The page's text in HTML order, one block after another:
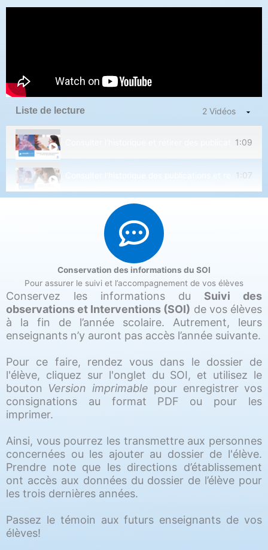
Liste de lecture 2 Vidéos
Consulter l'historique et retirer des publications -
1:09
Consulter l'historique des publications et retirer des
1:07
Conservation des informations du SOI
Pour assurer le suivi et l’accompagnement de vos élèves
Conservez les informations du Suivi des
observations et Interventions (SOI) de vos élèves
à la fin de l’année scolaire. Autrement, leurs
enseignants n’y auront pas accès l’année suivante.
Pour ce faire, rendez vous dans le dossier de
l'élève, cliquez sur l'onglet du SOI, et utilisez le
bouton Version imprimable pour enregistrer vos
consignations au format PDF ou pour les
imprimer.
Ainsi, vous pourrez les transmettre aux personnes
concernées ou les ajouter au dossier de l'élève.
Prendre note que les directions d’établissement
ont accès aux données du dossier de l’élève pour
les trois dernières années.
Passez le témoin aux futurs enseignants de vos
élèves!